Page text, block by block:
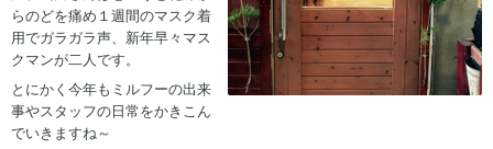
らのどを痛め１週間のマスク着
用でガラガラ声、新年早々マス
クマンが二人です。
とにかく今年もミルフーの出来
事やスタッフの日常をかきこん
でいきますね～